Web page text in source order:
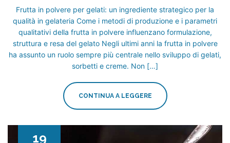
Frutta in polvere per gelati: un ingrediente strategico per la
qualità in gelateria Come i metodi di produzione e i parametri
qualitativi della frutta in polvere influenzano formulazione,
struttura e resa del gelato Negli ultimi anni la frutta in polvere
ha assunto un ruolo sempre più centrale nello sviluppo di gelati,
sorbetti e creme. Non […]
CONTINUA A LEGGERE
19